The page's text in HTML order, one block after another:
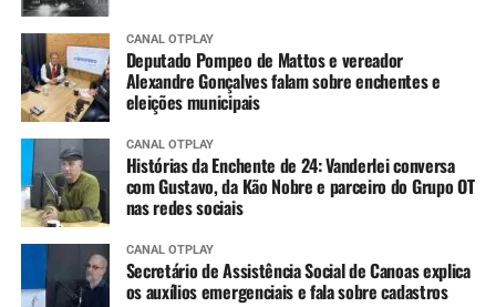
CANAL OTPLAY
Deputado Pompeo de Mattos e vereador
Alexandre Gonçalves falam sobre enchentes e
eleições municipais
CANAL OTPLAY
Histórias da Enchente de 24: Vanderlei conversa
com Gustavo, da Kão Nobre e parceiro do Grupo OT
nas redes sociais
CANAL OTPLAY
Secretário de Assistência Social de Canoas explica
os auxílios emergenciais e fala sobre cadastros